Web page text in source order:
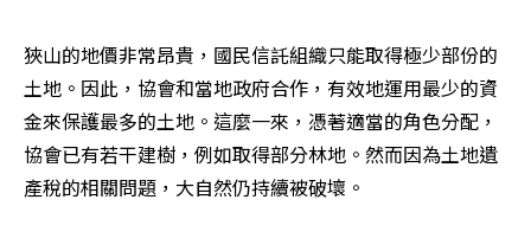
狹山的地價非常昂貴，國民信託組織只能取得極少部份的
土地。因此，協會和當地政府合作，有效地運用最少的資
金來保護最多的土地。這麼一來，憑著適當的角色分配，
協會已有若干建樹，例如取得部分林地。然而因為土地遺
產稅的相關問題，大自然仍持續被破壞。